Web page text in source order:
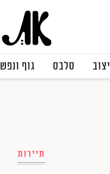
סלבס גוף ונפש
תיירות